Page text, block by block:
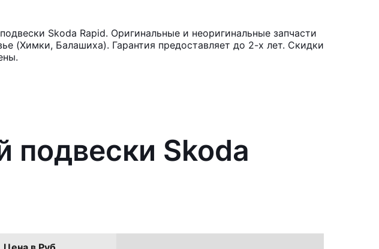
Skoda Rapid. Оригинальные и неоригинальные запчасти
(Химки, Балашиха). Гарантия предоставляет до 2-х лет. Скидки
подвески Skoda